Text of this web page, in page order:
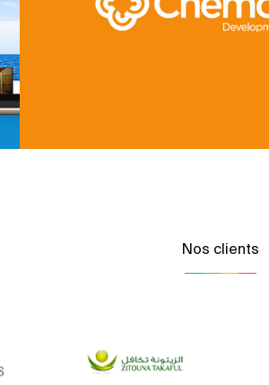
Nos clients